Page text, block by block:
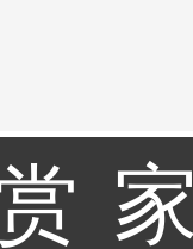
家